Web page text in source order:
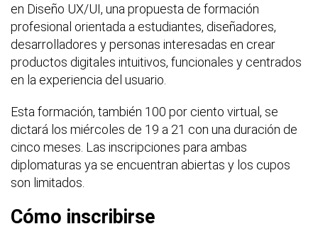
en Diseño UX/UI, una propuesta de formación
profesional orientada a estudiantes, diseñadores,
desarrolladores y personas interesadas en crear
productos digitales intuitivos, funcionales y centrados
en la experiencia del usuario.
Esta formación, también 100 por ciento virtual, se
dictará los miércoles de 19 a 21 con una duración de
cinco meses. Las inscripciones para ambas
diplomaturas ya se encuentran abiertas y los cupos
son limitados.
Cómo inscribirse